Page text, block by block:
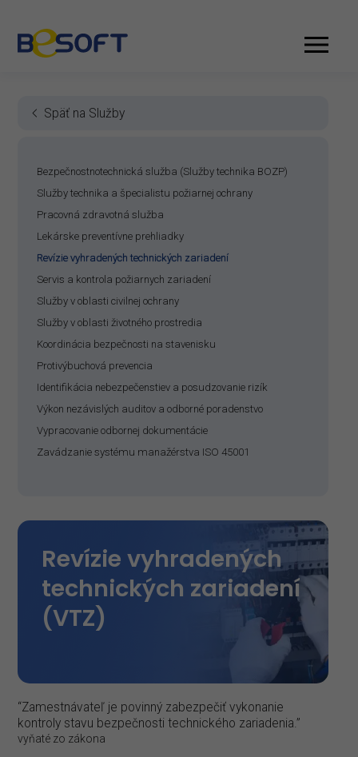
Späť na Služby
Bezpečnostnotechnická služba (Služby technika BOZP)
Služby technika a špecialistu požiarnej ochrany
Pracovná zdravotná služba
Lekárske preventívne prehliadky
Revízie vyhradených technických zariadení
Servis a kontrola požiarnych zariadení
Služby v oblasti civilnej ochrany
Služby v oblasti životného prostredia
Koordinácia bezpečnosti na stavenisku
Protivýbuchová prevencia
Identifikácia nebezpečenstiev a posudzovanie rizík
Výkon nezávislých auditov a odborné poradenstvo
Vypracovanie odbornej dokumentácie
Zavádzanie systému manažérstva ISO 45001
Revízie vyhradených
technických zariadení
(VTZ)
“Zamestnávateľ je povinný zabezpečiť vykonanie
kontroly stavu bezpečnosti technického zariadenia.”
vyňaté zo zákona